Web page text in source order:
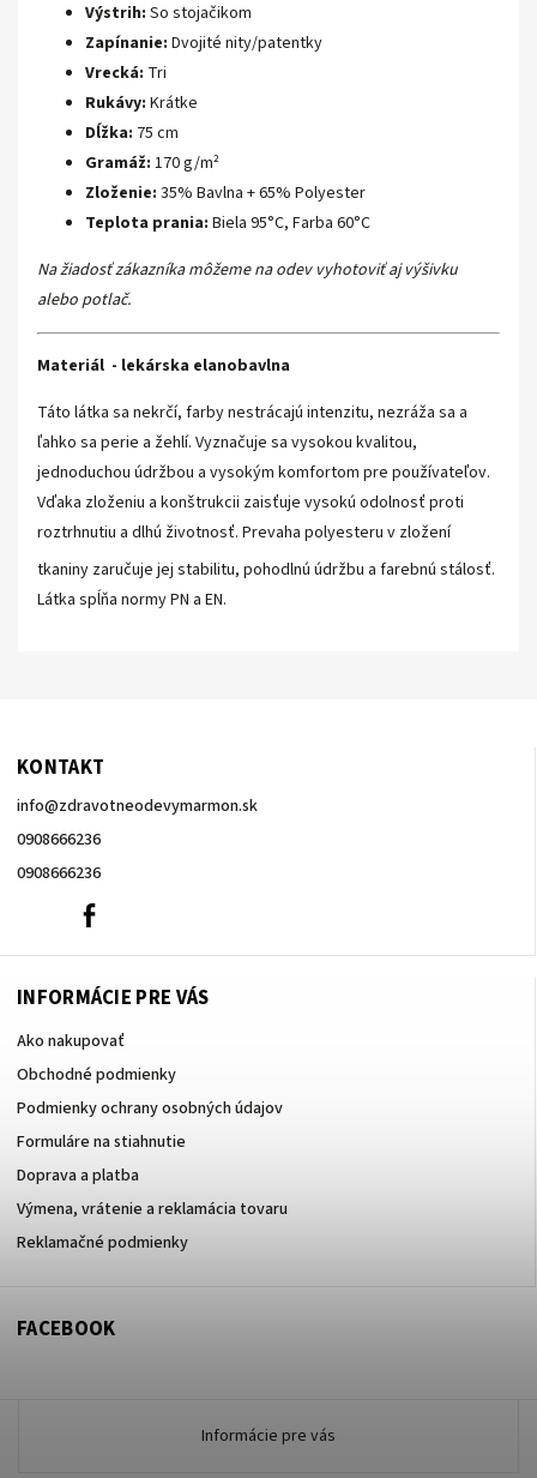
Výstrih: So stojačikom
Zapínanie: Dvojité nity/patentky
Vrecká: Tri
Rukávy: Krátke
Dĺžka: 75 cm
Gramáž: 170 g/m²
Zloženie: 35% Bavlna + 65% Polyester
Teplota prania: Biela 95°C, Farba 60°C
Na žiadosť zákazníka môžeme na odev vyhotoviť aj výšivku
alebo potlač.
Materiál - lekárska elanobavlna
Táto látka sa nekrčí, farby nestrácajú intenzitu, nezráža sa a
ľahko sa perie a žehlí. Vyznačuje sa vysokou kvalitou,
jednoduchou údržbou a vysokým komfortom pre používateľov.
Vďaka zloženiu a konštrukcii zaisťuje vysokú odolnosť proti
roztrhnutiu a dlhú životnosť. Prevaha polyesteru v zložení
tkaniny zaručuje jej stabilitu, pohodlnú údržbu a farebnú stálosť.
Látka spĺňa normy PN a EN.
KONTAKT
info@zdravotneodevymarmon.sk
0908666236
0908666236
0908666236
INFORMÁCIE PRE VÁS
Ako nakupovať
Obchodné podmienky
Podmienky ochrany osobných údajov
Formuláre na stiahnutie
Doprava a platba
Výmena, vrátenie a reklamácia tovaru
Reklamačné podmienky
FACEBOOK
Informácie pre vás